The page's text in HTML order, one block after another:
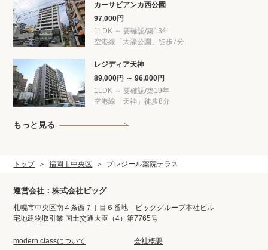
カーサビアンカ西公園
97,000円
1LDK ～ 要確認/築13年
空港線「大濠公園」徒歩7分
レジディア天神
89,000円 ～ 96,000円
1LDK ～ 要確認/築19年
空港線「天神」徒歩8分
もっと見る
トップ 福岡市中央区 プレジール薬院テラス
運営会社：株式会社ビッグ
札幌市中央区南４条西７丁目６番地 ビッググループ本社ビル
宅地建物取引業 国土交通大臣（4）第7765号
modern classについて
会社概要